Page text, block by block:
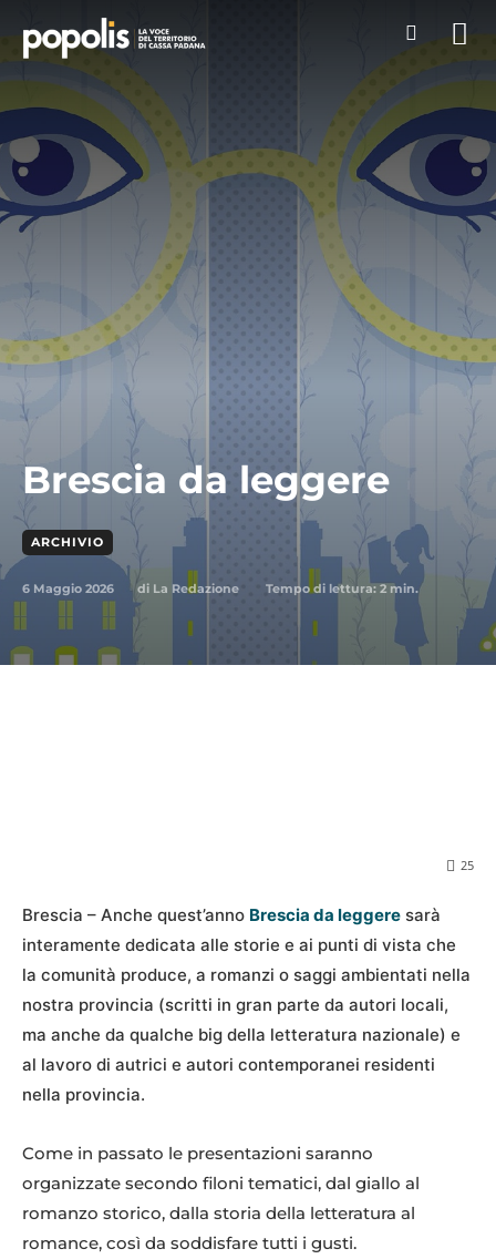
Brescia da leggere
ARCHIVIO
6 Maggio 2026 di La Redazione Tempo di lettura:2min.
25
Brescia – Anche quest’anno Brescia da leggere sarà
interamente dedicata alle storie e ai punti di vista che
la comunità produce, a romanzi o saggi ambientati nella
nostra provincia (scritti in gran parte da autori locali,
ma anche da qualche big della letteratura nazionale) e
al lavoro di autrici e autori contemporanei residenti
nella provincia.
Come in passato le presentazioni saranno
organizzate secondo filoni tematici, dal giallo al
romanzo storico, dalla storia della letteratura al
romance, così da soddisfare tutti i gusti.